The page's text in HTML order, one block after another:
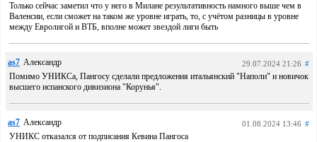
Только сейчас заметил что у него в Милане результативность намного выше чем в
Валенсии, если сможет на таком же уровне играть, то, с учётом разницы в уровне
между Евролигой и ВТБ, вполне может звездой лиги быть
as7 Александр 29.07.2024 21:26 #
Помимо УНИКСа, Пангосу сделали предложения итальянский "Наполи" и новичок
высшего испанского дивизиона "Корунья".
as7 Александр 01.08.2024 13:46 #
УНИКС отказался от подписания Кевина Пангоса